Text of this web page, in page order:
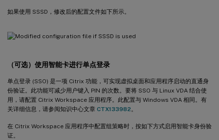
如果使用 SSSD，修改后的配置文件如下所示。
（可选）使用智能卡进行单点登录
单点登录 (SSO) 是一项 Citrix 功能，可实现虚拟桌面和应用程序启动的直通身
份验证。此功能可减少用户键入 PIN 的次数。要将 SSO 与 Linux VDA 结合使
用，请配置 Citrix Workspace 应用程序。此配置与 Windows VDA 相同。有
关详细信息，请参阅知识中心文章 CTX133982 。
在 Citrix Workspace 应用程序中配置组策略时，按如下方式启用智能卡身份验
证。